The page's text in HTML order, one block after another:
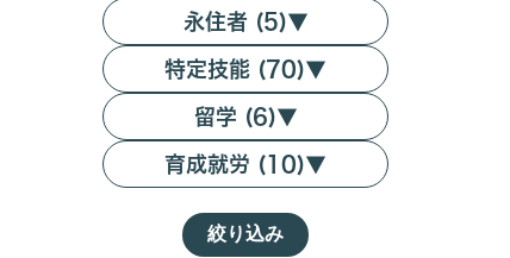
永住者 (5)▼
特定技能 (70)▼
留学 (6)▼
育成就労 (10)▼
絞り込み